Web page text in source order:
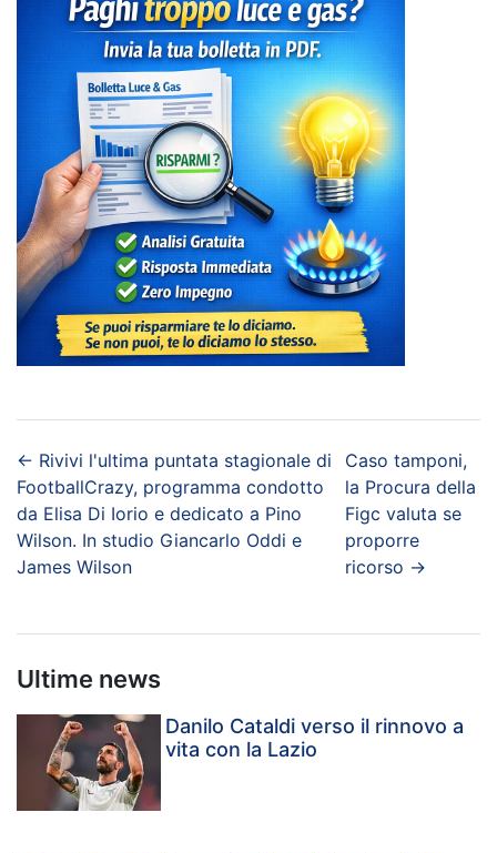
← Rivivi l'ultima puntata stagionale di
FootballCrazy, programma condotto
da Elisa Di Iorio e dedicato a Pino
Wilson. In studio Giancarlo Oddi e
James Wilson
Caso tamponi,
la Procura della
Figc valuta se
proporre
ricorso →
Ultime news
Danilo Cataldi verso il rinnovo a
vita con la Lazio